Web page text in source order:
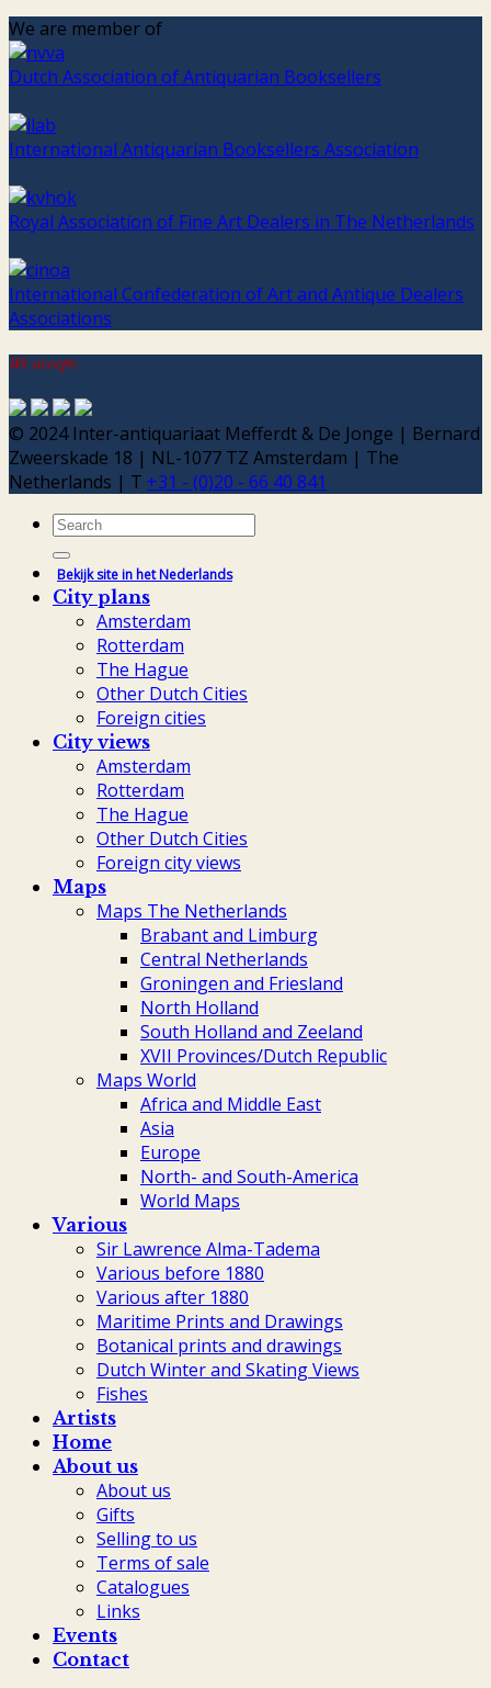
We are member of
Dutch Association of Antiquarian Booksellers
International Antiquarian Booksellers Association
Royal Association of Fine Art Dealers in The Netherlands
International Confederation of Art and Antique Dealers
Associations
We accept:
© 2024 Inter-antiquariaat Mefferdt & De Jonge | Bernard
Zweerskade 18 | NL-1077 TZ Amsterdam | The
Netherlands | T +31 - (0)20 - 66 40 841
Search
for:
Bekijk site in het Nederlands
City plans
Amsterdam
Rotterdam
The Hague
Other Dutch Cities
Foreign cities
City views
Amsterdam
Rotterdam
The Hague
Other Dutch Cities
Foreign city views
Maps
Maps The Netherlands
Brabant and Limburg
Central Netherlands
Groningen and Friesland
North Holland
South Holland and Zeeland
XVII Provinces/Dutch Republic
Maps World
Africa and Middle East
Asia
Europe
North- and South-America
World Maps
Various
Sir Lawrence Alma-Tadema
Various before 1880
Various after 1880
Maritime Prints and Drawings
Botanical prints and drawings
Dutch Winter and Skating Views
Fishes
Artists
Home
About us
About us
Gifts
Selling to us
Terms of sale
Catalogues
Links
Events
Contact